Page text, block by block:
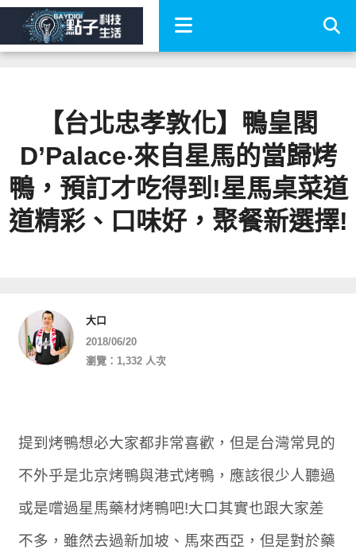
【台北忠孝敦化】鴨皇閣
D’Palace‧來自星馬的當歸烤
鴨，預訂才吃得到!星馬桌菜道
道精彩、口味好，聚餐新選擇!
大口
2018/06/20
瀏覽：1,332 人次
提到烤鴨想必大家都非常喜歡，但是台灣常見的
不外乎是北京烤鴨與港式烤鴨，應該很少人聽過
或是嚐過星馬藥材烤鴨吧!大口其實也跟大家差
不多，雖然去過新加坡、馬來西亞，但是對於藥